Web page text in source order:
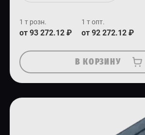
1 т розн.
от 93 272.12 ₽
1 т опт.
от 92 272.12 ₽
В КОРЗИНУ